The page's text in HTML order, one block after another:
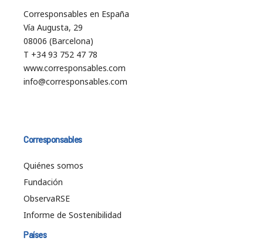
Corresponsables en España
Vía Augusta, 29
08006 (Barcelona)
T +34 93 752 47 78
www.corresponsables.com
info@corresponsables.com
Corresponsables
Quiénes somos
Fundación
ObservaRSE
Informe de Sostenibilidad
Países